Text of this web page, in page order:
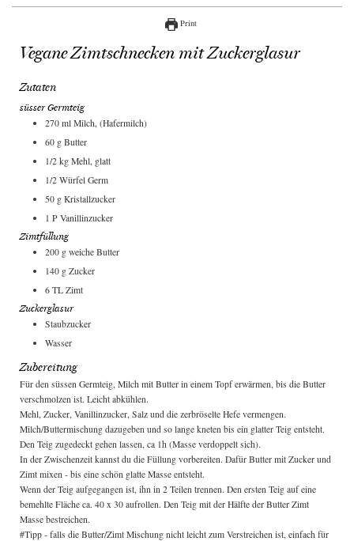
Print
Vegane Zimtschnecken mit Zuckerglasur
Zutaten
süsser Germteig
270 ml Milch, (Hafermilch)
60 g Butter
1/2 kg Mehl, glatt
1/2 Würfel Germ
50 g Kristallzucker
1 P Vanillinzucker
Zimtfüllung
200 g weiche Butter
140 g Zucker
6 TL Zimt
Zuckerglasur
Staubzucker
Wasser
Zubereitung
Für den süssen Germteig, Milch mit Butter in einem Topf erwärmen, bis die Butter
verschmolzen ist. Leicht abkühlen.
Mehl, Zucker, Vanillinzucker, Salz und die zerbröselte Hefe vermengen.
Milch/Buttermischung dazugeben und so lange kneten bis ein glatter Teig entsteht.
Den Teig zugedeckt gehen lassen, ca 1h (Masse verdoppelt sich).
In der Zwischenzeit kannst du die Füllung vorbereiten. Dafür Butter mit Zucker und
Zimt mixen - bis eine schön glatte Masse entsteht.
Wenn der Teig aufgegangen ist, ihn in 2 Teilen trennen. Den ersten Teig auf eine
bemehlte Fläche ca. 40 x 30 aufrollen. Den Teig mit der Hälfte der Butter Zimt
Masse bestreichen.
#Tipp - falls die Butter/Zimt Mischung nicht leicht zum Verstreichen ist, einfach für